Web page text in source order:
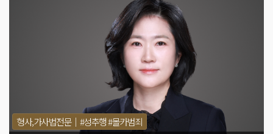
형사,가사법전문│#성추행 #몰카범죄